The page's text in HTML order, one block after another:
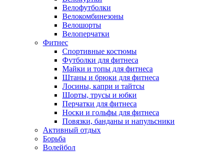
Велофутболки
Велокомбинезоны
Велошорты
Велоперчатки
Фитнес
Спортивные костюмы
Футболки для фитнеса
Майки и топы для фитнеса
Штаны и брюки для фитнеса
Лосины, капри и тайтсы
Шорты, трусы и юбки
Перчатки для фитнеса
Носки и гольфы для фитнеса
Повязки, банданы и напульсники
Активный отдых
Борьба
Волейбол